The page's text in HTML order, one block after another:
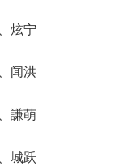
炫宁
闻洪
謙萌
城跃